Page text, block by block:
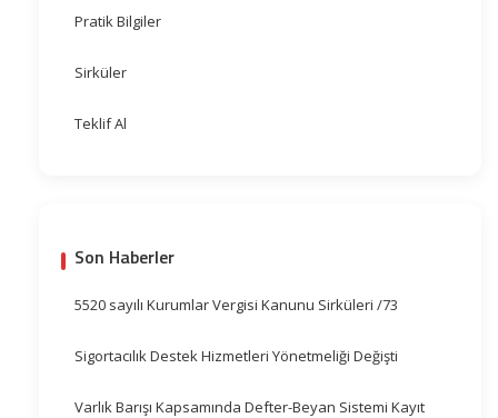
Pratik Bilgiler
Sirküler
Teklif Al
Son Haberler
5520 sayılı Kurumlar Vergisi Kanunu Sirküleri /73
Sigortacılık Destek Hizmetleri Yönetmeliği Değişti
Varlık Barışı Kapsamında Defter-Beyan Sistemi Kayıt